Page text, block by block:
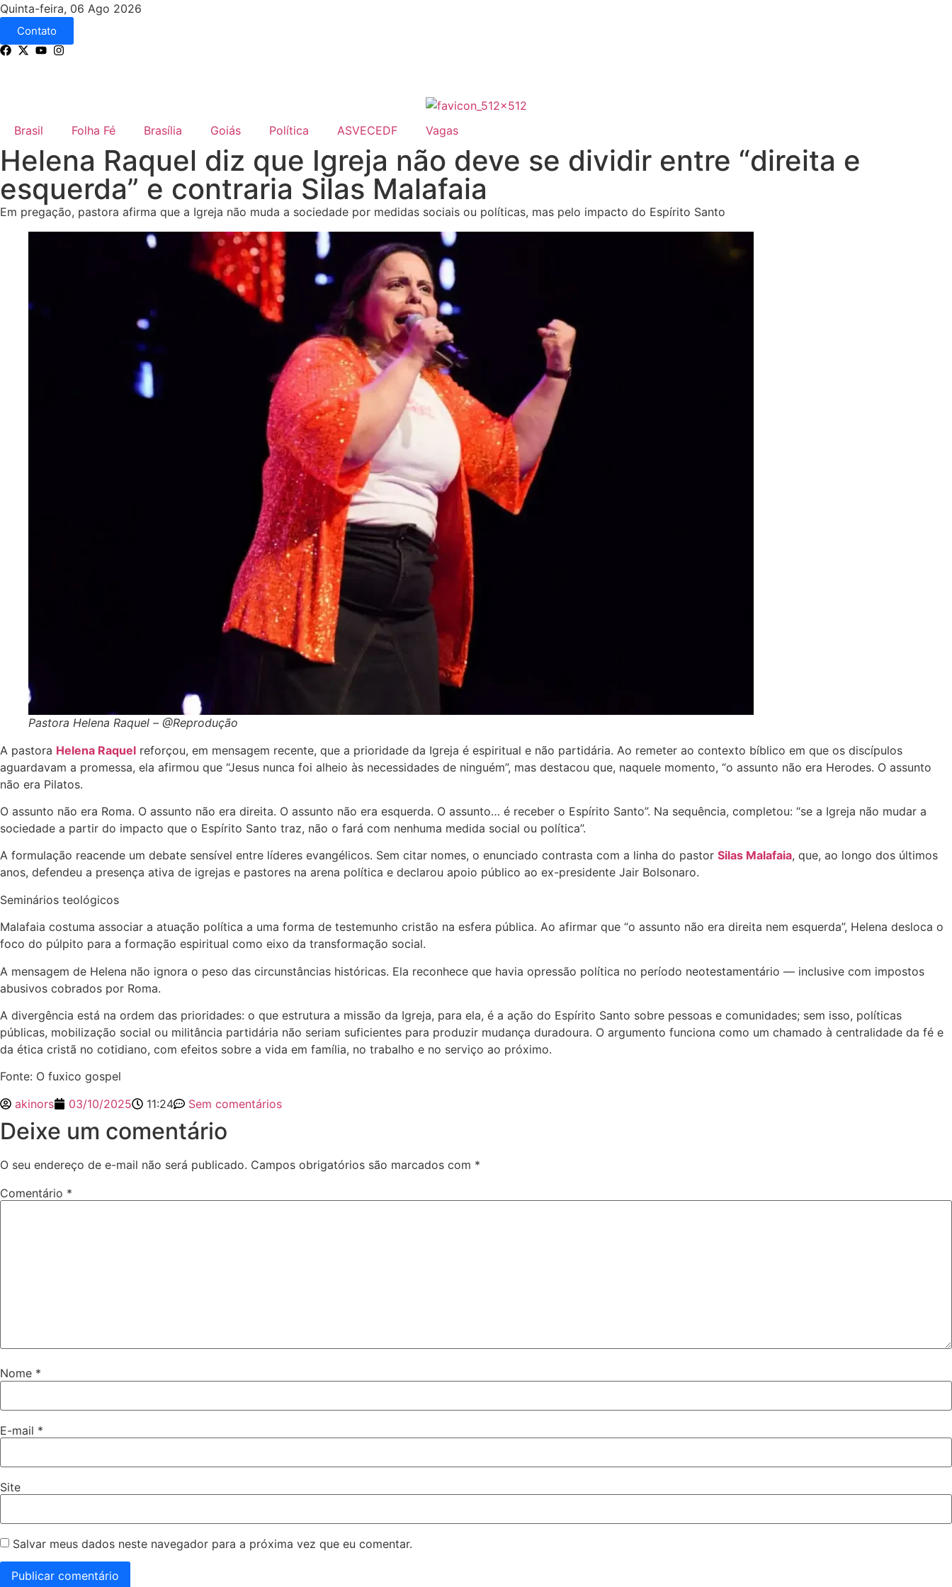
Quinta-feira, 06 Ago 2026
Contato
Brasil Folha Fé Brasília Goiás Política ASVECEDF Vagas
Helena Raquel diz que Igreja não deve se dividir entre “direita e
esquerda” e contraria Silas Malafaia
Em pregação, pastora afirma que a Igreja não muda a sociedade por medidas sociais ou políticas, mas pelo impacto do Espírito Santo
Pastora Helena Raquel – @Reprodução
A pastora Helena Raquel reforçou, em mensagem recente, que a prioridade da Igreja é espiritual e não partidária. Ao remeter ao contexto bíblico em que os discípulos
aguardavam a promessa, ela afirmou que “Jesus nunca foi alheio às necessidades de ninguém”, mas destacou que, naquele momento, “o assunto não era Herodes. O assunto
não era Pilatos.
O assunto não era Roma. O assunto não era direita. O assunto não era esquerda. O assunto… é receber o Espírito Santo”. Na sequência, completou: “se a Igreja não mudar a
sociedade a partir do impacto que o Espírito Santo traz, não o fará com nenhuma medida social ou política”.
A formulação reacende um debate sensível entre líderes evangélicos. Sem citar nomes, o enunciado contrasta com a linha do pastor Silas Malafaia, que, ao longo dos últimos
anos, defendeu a presença ativa de igrejas e pastores na arena política e declarou apoio público ao ex-presidente Jair Bolsonaro.
Seminários teológicos
Malafaia costuma associar a atuação política a uma forma de testemunho cristão na esfera pública. Ao afirmar que “o assunto não era direita nem esquerda”, Helena desloca o
foco do púlpito para a formação espiritual como eixo da transformação social.
A mensagem de Helena não ignora o peso das circunstâncias históricas. Ela reconhece que havia opressão política no período neotestamentário — inclusive com impostos
abusivos cobrados por Roma.
A divergência está na ordem das prioridades: o que estrutura a missão da Igreja, para ela, é a ação do Espírito Santo sobre pessoas e comunidades; sem isso, políticas
públicas, mobilização social ou militância partidária não seriam suficientes para produzir mudança duradoura. O argumento funciona como um chamado à centralidade da fé e
da ética cristã no cotidiano, com efeitos sobre a vida em família, no trabalho e no serviço ao próximo.
Fonte: O fuxico gospel
akinors
03/10/2025 11:24 Sem comentários
Deixe um comentário
O seu endereço de e-mail não será publicado. Campos obrigatórios são marcados com *
Comentário *
Nome *
E-mail *
Site
Salvar meus dados neste navegador para a próxima vez que eu comentar.